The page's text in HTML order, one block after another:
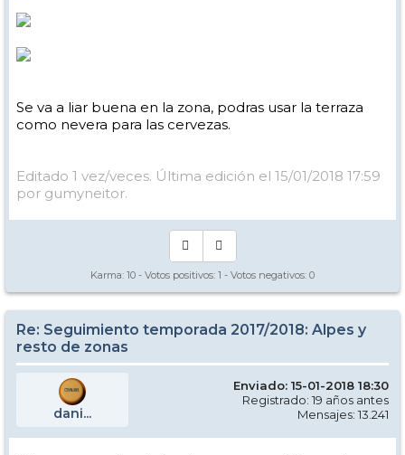
Se va a liar buena en la zona, podras usar la terraza
como nevera para las cervezas.
Editado 1 vez/veces. Última edición el 15/01/2018 17:59
por gumyneitor.
Karma: 10 - Votos positivos: 1 - Votos negativos: 0
Re: Seguimiento temporada 2017/2018: Alpes y
resto de zonas
dani...
Enviado: 15-01-2018 18:30
Registrado: 19 años antes
Mensajes: 13.241